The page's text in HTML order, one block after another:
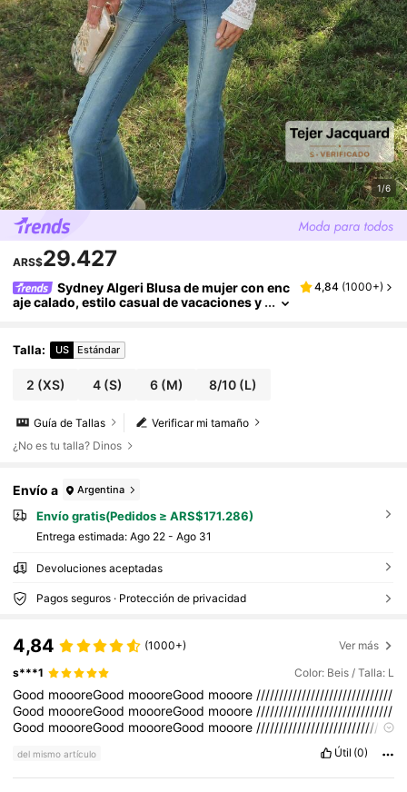
1/6
ARS$29.427
Sydney Algeri Blusa de mujer con enc
aje calado, estilo casual de vacaciones y
4,84 (1000+)
Talla: US Estándar
2 (XS) 4(S) 6(M) 8/10 (L)
Verificar mi tamaño
Guía de Tallas
¿No es tu talla? Dinos
Envío a Argentina
Envío gratis(Pedidos ≥ ARS$171.286)
Entrega estimada: Ago 22 - Ago 31
Devoluciones aceptadas
Pagos seguros · Protección de privacidad
4,84 (1000+) Ver más
s***1 Color: Beis / Talla: L
Good moooreGood moooreGood mooore //////////////////////////////
Good moooreGood moooreGood mooore //////////////////////////////
Good moooreGood moooreGood mooore //////////////////////////////
//////////////////////////////
GoodmoooreGood
//////////////////////////////
GoodmoooreGoodmoooreGoodmooore//////////////////////////////
del mismo artículo Útil (0)